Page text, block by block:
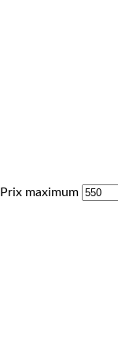
Prix maximum